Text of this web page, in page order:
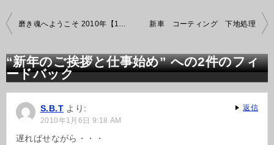
投
稿
ビ
ゲ
ー
シ
ョ
ン
新車 コーティング 下地処理
“新年のご挨拶と仕事始め” への2件のフィ
ードバック
S.B.T より:
2010年1月6日 9:18 AM
遅ればせながら・・・
返信